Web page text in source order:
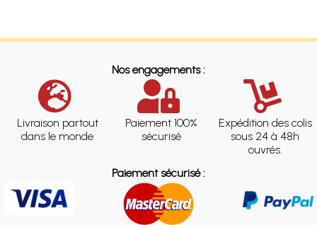
Nos engagements :
Livraison partout
dans le monde
Paiement 100%
sécurisé
Expédition des colis
sous 24 à 48h
ouvrés.
Paiement sécurisé :